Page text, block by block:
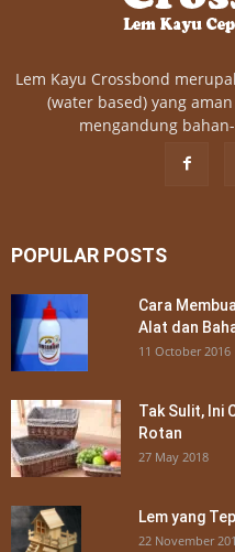
Lem Kayu Crossbond
(water based) yang
mengandung
POPULAR POSTS
Cara
Alat dan
11 October 2016
Tak Sulit, Ini
Rotan
27 May 2018
Lem yang
22 November